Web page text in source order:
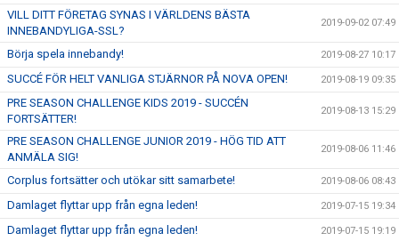
VILL DITT FÖRETAG SYNAS I VÄRLDENS BÄSTA
INNEBANDYLIGA-SSL?
2019-09-02 07:49
Börja spela innebandy! 2019-08-27 10:17
SUCCÉ FÖR HELT VANLIGA STJÄRNOR PÅ NOVA OPEN! 2019-08-19 09:35
PRE SEASON CHALLENGE KIDS 2019 - SUCCÉN
FORTSÄTTER!
2019-08-13 15:29
PRE SEASON CHALLENGE JUNIOR 2019 - HÖG TID ATT
ANMÄLA SIG!
2019-08-06 11:46
Corplus fortsätter och utökar sitt samarbete! 2019-08-06 08:43
Damlaget flyttar upp från egna leden! 2019-07-15 19:34
Damlaget flyttar upp från egna leden! 2019-07-15 19:19